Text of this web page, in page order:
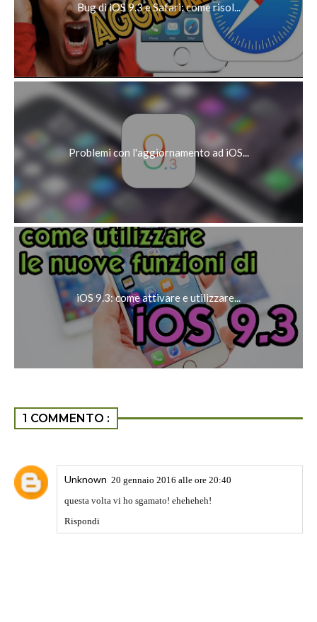
Bug di iOS 9.3 e Safari: come risol...
Problemi con l'aggiornamento ad iOS...
iOS 9.3: come attivare e utilizzare...
1 COMMENTO :
Unknown 20 gennaio 2016 alle ore 20:40
questa volta vi ho sgamato! eheheheh!
Rispondi